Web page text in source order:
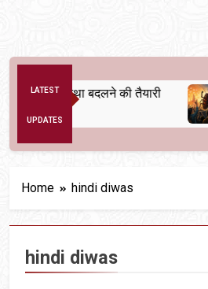
LATEST
UPDATES
व्यवस्था बदलने की तैयारी
Home hindi diwas
hindi diwas